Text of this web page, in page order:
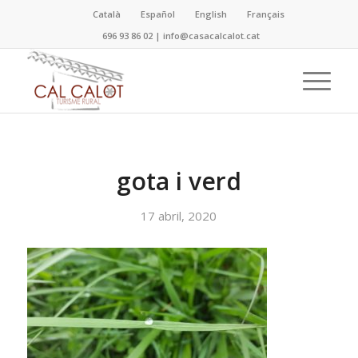
Català Español English
Français
696 93 86 02 |info@casacalcalot.cat
gota i verd
17 abril, 2020